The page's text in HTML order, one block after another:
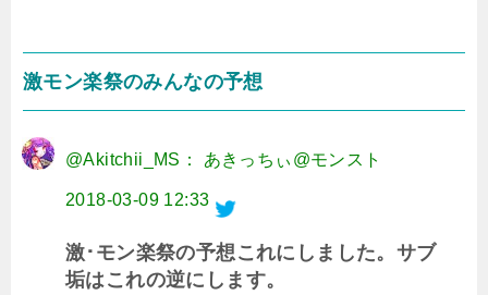
激モン楽祭のみんなの予想
@Akitchii_MS： あきっちぃ@モンスト
2018-03-09 12:33
激･モン楽祭の予想これにしました。サブ
垢はこれの逆にします。